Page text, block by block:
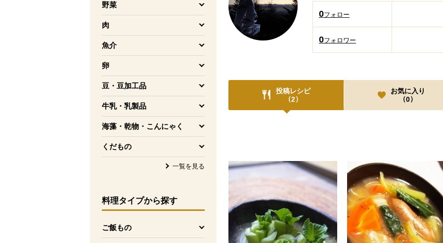
野菜
を開く
肉
を開く
魚介
を開く
卵
を開く
豆・豆加工品
を開く
牛乳・乳製品
を開く
海藻・乾物・こんにゃく
を開く
くだもの
を開く
一覧を見る
料理タイプから探す
ご飯もの
を開く
0フォロー
0フォロワー
投稿レシピ
（2）
お気に入り
（0）